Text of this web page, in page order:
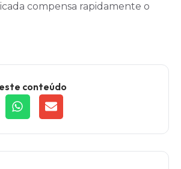
compensa rapidamente o
conteúdo